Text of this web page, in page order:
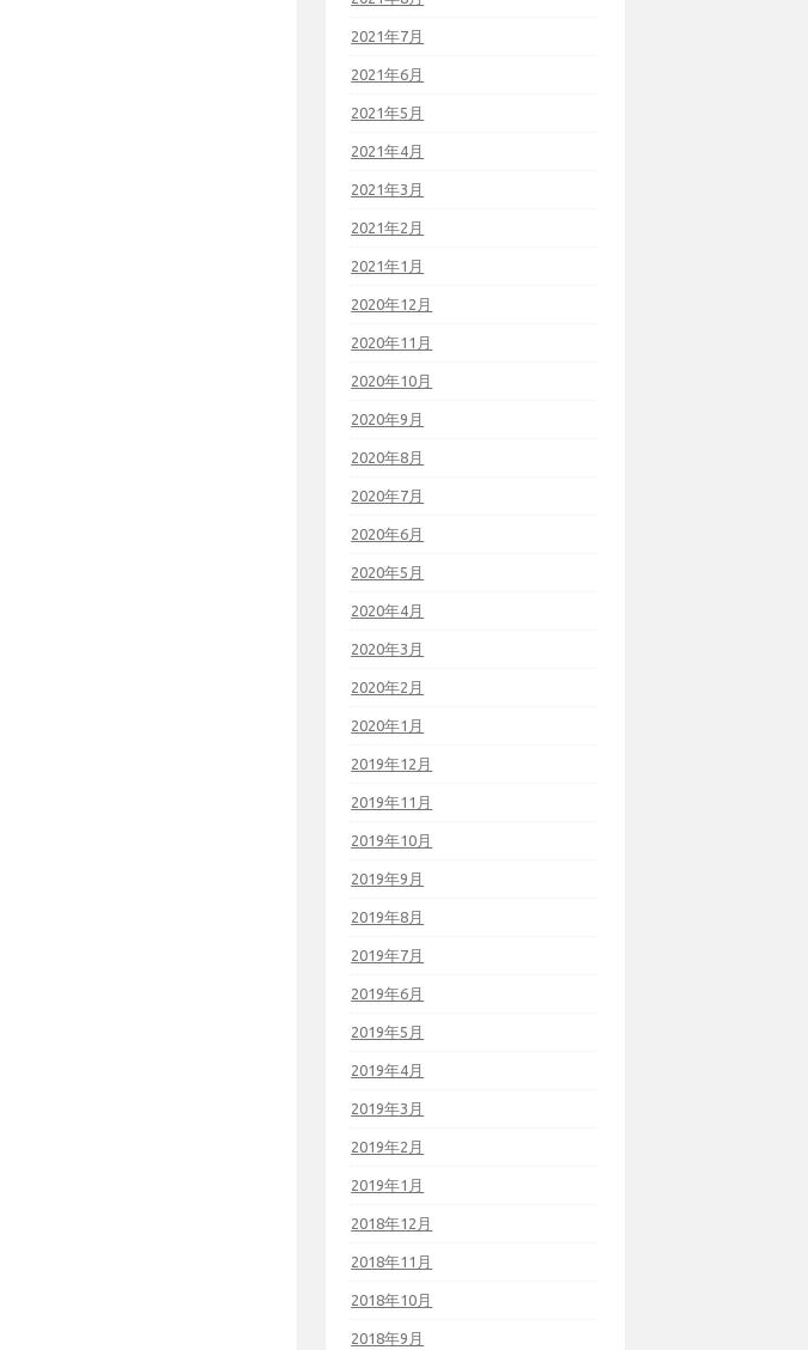
2021年7月
2021年6月
2021年5月
2021年4月
2021年3月
2021年2月
2021年1月
2020年12月
2020年11月
2020年10月
2020年9月
2020年8月
2020年7月
2020年6月
2020年5月
2020年4月
2020年3月
2020年2月
2020年1月
2019年12月
2019年11月
2019年10月
2019年9月
2019年8月
2019年7月
2019年6月
2019年5月
2019年4月
2019年3月
2019年2月
2019年1月
2018年12月
2018年11月
2018年10月
2018年9月